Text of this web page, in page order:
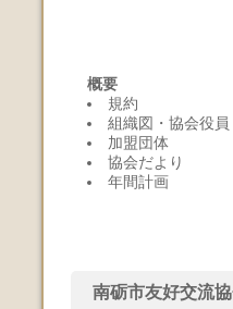
概要
規約
組織図・協会役員
加盟団体
協会だより
年間計画
南砺市友好交流